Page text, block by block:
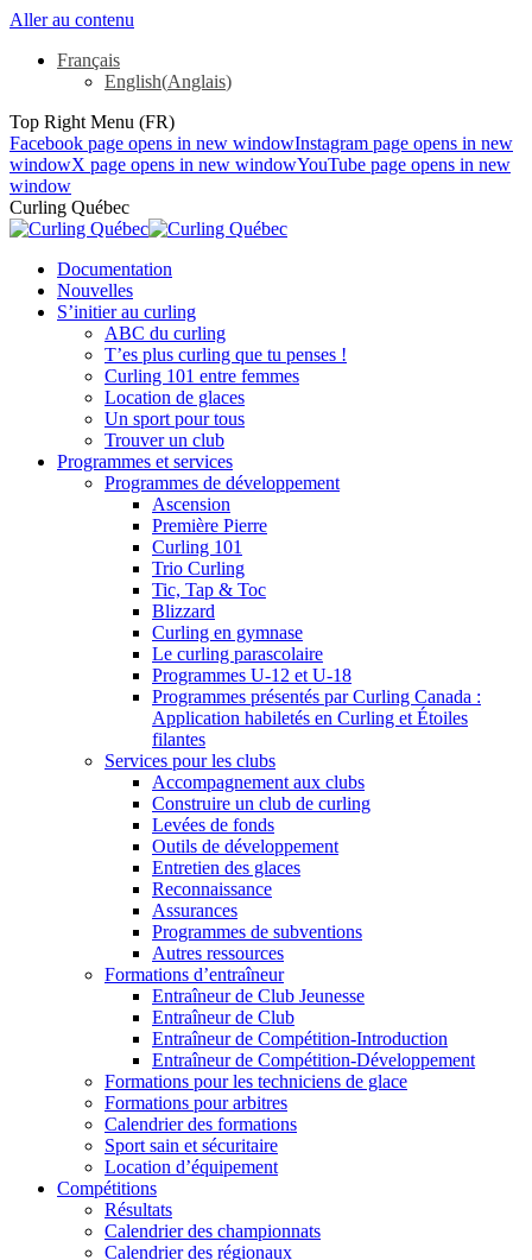
Aller au contenu
Français
English(Anglais)
Top Right Menu (FR)
Facebook page opens in new windowInstagram page opens in new
windowX page opens in new windowYouTube page opens in new
window
Curling Québec
Documentation
Nouvelles
S’initier au curling
ABC du curling
T’es plus curling que tu penses !
Curling 101 entre femmes
Location de glaces
Un sport pour tous
Trouver un club
Programmes et services
Programmes de développement
Ascension
Première Pierre
Curling 101
Trio Curling
Tic, Tap & Toc
Blizzard
Curling en gymnase
Le curling parascolaire
Programmes U-12 et U-18
Programmes présentés par Curling Canada :
Application habiletés en Curling et Étoiles
filantes
Services pour les clubs
Accompagnement aux clubs
Construire un club de curling
Levées de fonds
Outils de développement
Entretien des glaces
Reconnaissance
Assurances
Programmes de subventions
Autres ressources
Formations d’entraîneur
Entraîneur de Club Jeunesse
Entraîneur de Club
Entraîneur de Compétition-Introduction
Entraîneur de Compétition-Développement
Formations pour les techniciens de glace
Formations pour arbitres
Calendrier des formations
Sport sain et sécuritaire
Location d’équipement
Compétitions
Résultats
Calendrier des championnats
Calendrier des régionaux